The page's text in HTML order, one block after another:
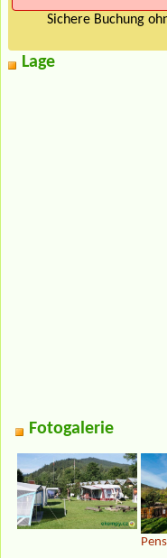
Sichere Buchung
Lage
Fotogalerie